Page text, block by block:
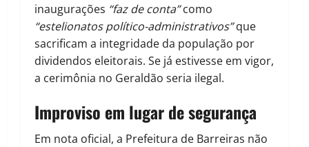
inaugurações “faz de conta”como
“estelionatos político-administrativos”que
sacrificam a integridade da população por
dividendos eleitorais. Se já estivesse em vigor,
a cerimônia no Geraldão seria ilegal.
Improviso em lugar de segurança
Em nota oficial, a Prefeitura de Barreiras não